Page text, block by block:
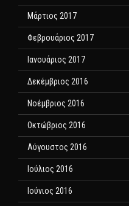
Μάρτιος 2017
Φεβρουάριος 2017
Ιανουάριος 2017
Δεκέμβριος 2016
Νοέμβριος 2016
Οκτώβριος 2016
Αύγουστος 2016
Ιούλιος 2016
Ιούνιος 2016